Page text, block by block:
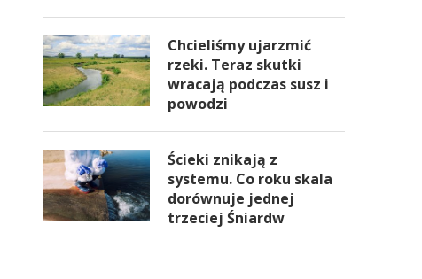
Chcieliśmy ujarzmić
rzeki. Teraz skutki
wracają podczas susz i
powodzi
Ścieki znikają z
systemu. Co roku skala
dorównuje jednej
trzeciej Śniardw